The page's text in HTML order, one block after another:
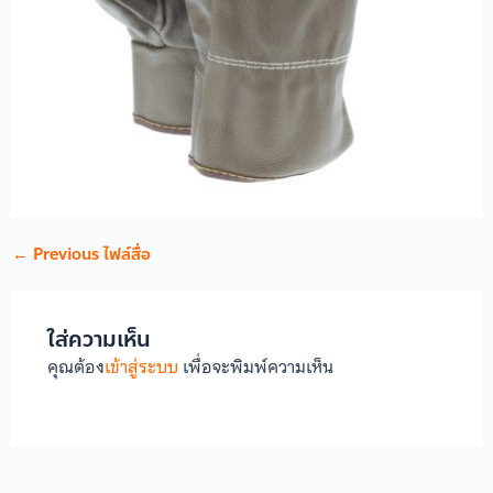
← Previous ไฟล์สื่อ
ใส่ความเห็น
คุณต้องเข้าสู่ระบบ เพื่อจะพิมพ์ความเห็น